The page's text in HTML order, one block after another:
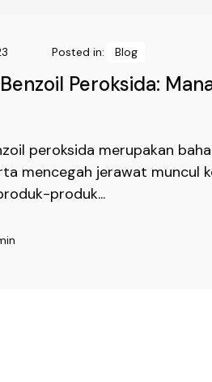
Posted in: Blog
Peroksida:
peroksida merupakan
mencegah jerawat muncul
produk...